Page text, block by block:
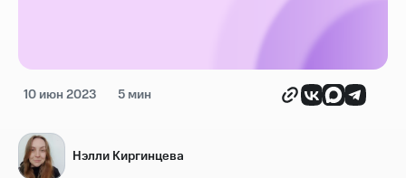
10 июн 2023 5 мин
Нэлли Киргинцева